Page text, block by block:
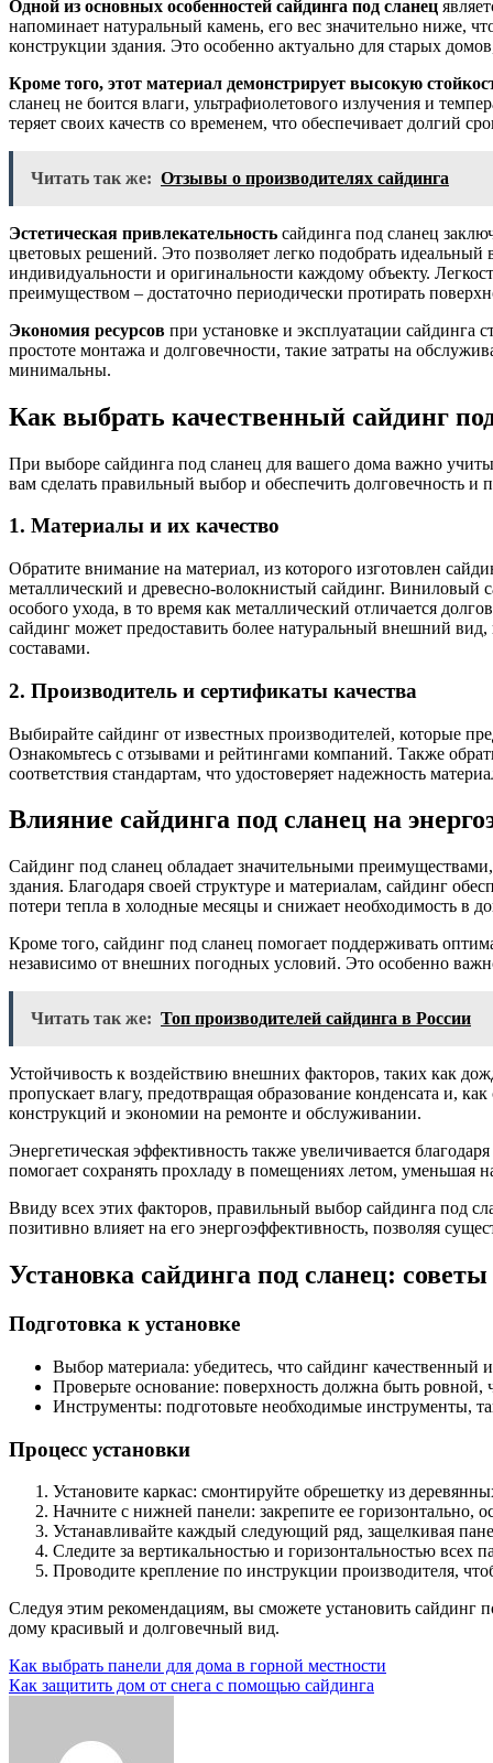
Одной из основных особенностей сайдинга под сланец
напоминает натуральный камень, его вес значительно ниже,
конструкции здания. Это особенно актуально для старых
Кроме того, этот материал демонстрирует высокую
сланец не боится влаги, ультрафиолетового излучения и
теряет своих качеств со временем, что обеспечивает долгий
Читать так же: Отзывы о производителях сайдинга
Эстетическая привлекательность сайдинга под сланец
цветовых решений. Это позволяет легко подобрать идеальный
индивидуальности и оригинальности каждому объекту.
преимуществом – достаточно периодически протирать
Экономия ресурсов при установке и эксплуатации сайдинга
простоте монтажа и долговечности, такие затраты на
минимальны.
Как выбрать качественный сайдинг
При выборе сайдинга под сланец для вашего дома важно
вам сделать правильный выбор и обеспечить долговечность
1. Материалы и их качество
Обратите внимание на материал, из которого изготовлен
металлический и древесно-волокнистый сайдинг. Виниловый
особого ухода, в то время как металлический отличается
сайдинг может предоставить более натуральный внешний
составами.
2. Производитель и сертификаты качества
Выбирайте сайдинг от известных производителей, которые
Ознакомьтесь с отзывами и рейтингами компаний. Также
соответствия стандартам, что удостоверяет надежность
Влияние сайдинга под сланец на
Сайдинг под сланец обладает значительными
здания. Благодаря своей структуре и материалам, сайдинг
потери тепла в холодные месяцы и снижает необходимость в
Кроме того, сайдинг под сланец помогает поддерживать
независимо от внешних погодных условий. Это особенно
Читать так же: Топ производителей сайдинга в России
Устойчивость к воздействию внешних факторов, таких как
пропускает влагу, предотвращая образование конденсата и,
конструкций и экономии на ремонте и обслуживании.
Энергетическая эффективность также увеличивается
помогает сохранять прохладу в помещениях летом, уменьшая
Ввиду всех этих факторов, правильный выбор сайдинга под
позитивно влияет на его энергоэффективность, позволяя
Установка сайдинга под сланец:
Подготовка к установке
Выбор материала: убедитесь, что сайдинг качественный
Проверьте основание: поверхность должна быть ровной,
Инструменты: подготовьте необходимые инструменты,
Процесс установки
Установите каркас: смонтируйте обрешетку из
Начните с нижней панели: закрепите ее горизонтально,
Устанавливайте каждый следующий ряд, защелкивая
Следите за вертикальностью и горизонтальностью всех
Проводите крепление по инструкции производителя,
Следуя этим рекомендациям, вы сможете установить сайдинг
дому красивый и долговечный вид.
Навигация
по
Как выбрать панели для дома в горной местности
Как защитить дом от снега с помощью сайдинга